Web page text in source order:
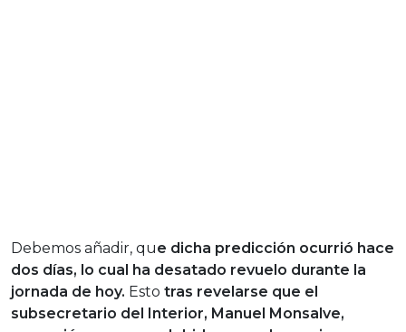
Debemos añadir, que dicha predicción ocurrió hace
dos días, lo cual ha desatado revuelo durante la
jornada de hoy. Esto tras revelarse que el
subsecretario del Interior, Manuel Monsalve,